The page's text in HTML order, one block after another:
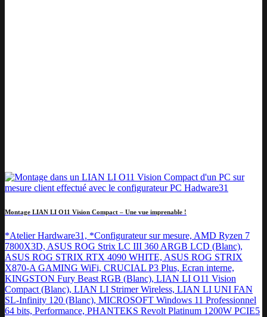
Montage LIAN LI O11 Vision Compact – Une vue imprenable !
*Atelier Hardware31, *Configurateur sur mesure, AMD Ryzen 7
7800X3D, ASUS ROG Strix LC III 360 ARGB LCD (Blanc),
ASUS ROG STRIX RTX 4090 WHITE, ASUS ROG STRIX
X870-A GAMING WiFi, CRUCIAL P3 Plus, Ecran interne,
KINGSTON Fury Beast RGB (Blanc), LIAN LI O11 Vision
Compact (Blanc), LIAN LI Strimer Wireless, LIAN LI UNI FAN
SL-Infinity 120 (Blanc), MICROSOFT Windows 11 Professionnel
64 bits, Performance, PHANTEKS Revolt Platinum 1200W PCIE5